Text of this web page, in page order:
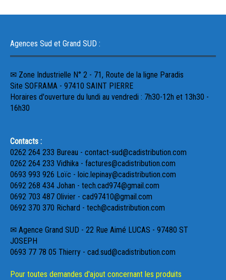
Agences Sud et Grand SUD :
✉ Zone Industrielle N° 2 - 71, Route de la ligne Paradis
Site SOFRAMA - 97410 SAINT PIERRE
Horaires d'ouverture du lundi au vendredi : 7h30-12h et 13h30 -
16h30
Contacts :
0262 264 233 Bureau - contact-sud@cadistribution.com
0262 264 233 Vidhika - factures@cadistribution.com
0693 993 926 Loïc - loic.lepinay@cadistribution.com
0692 268 434 Johan - tech.cad974@gmail.com
0692 703 487 Olivier - cad97410@gmail.com
0692 370 370 Richard - tech@cadistribution.com
✉ Agence Grand SUD - 22 Rue Aimé LUCAS - 97480 ST
JOSEPH
0693 77 78 05 Thierry - cad.sud@cadistribution.com
Pour toutes demandes d'ajout concernant les produits